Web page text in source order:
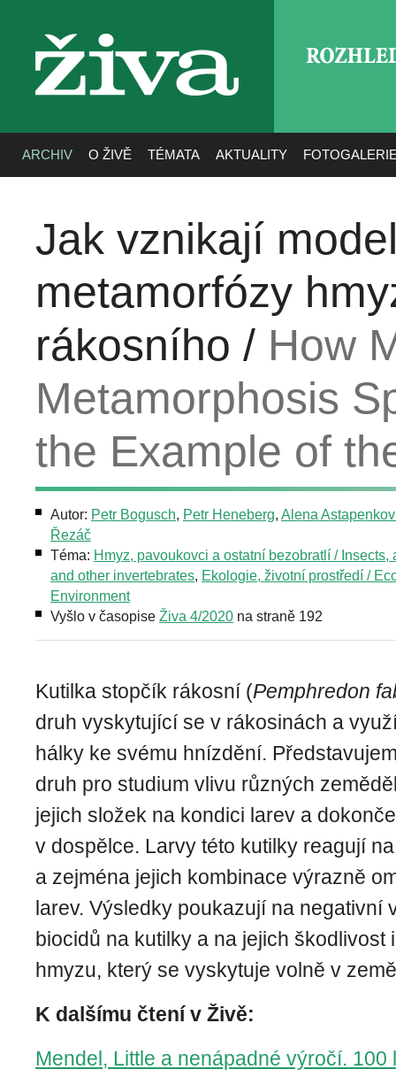
živa
ARCHIV O ŽIVĚ TÉMATA AKTUALITY
Jak vznikají
metamorfózy
rákosního / How
Metamorphosis
the Example of
Autor: Petr Bogusch, Petr Heneberg, Alena
Řezáč
Téma: Hmyz, pavoukovci a ostatní bezobratlí / Insects,
and other invertebrates, Ekologie, životní prostředí /
Environment
Vyšlo v časopise Živa 4/2020 na straně 192
Kutilka stopčík rákosní (Pemphredon
druh vyskytující se v rákosinách a
hálky ke svému hnízdění.
druh pro studium vlivu různých
jejich složek na kondici larev a
v dospělce. Larvy této kutilky reagují
a zejména jejich kombinace výrazně
larev. Výsledky poukazují na negativní
biocidů na kutilky a na jejich škodlivost
hmyzu, který se vyskytuje volně v
K dalšímu čtení v Živě:
Mendel, Little a nenápadné výročí. 100